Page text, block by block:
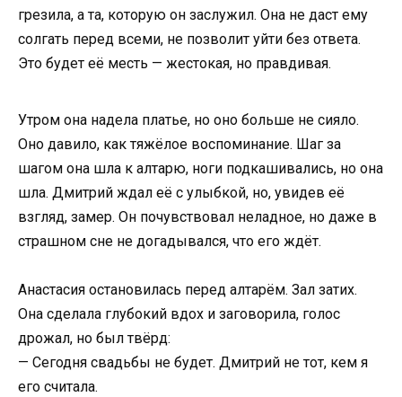
грезила, а та, которую он заслужил. Она не даст ему
солгать перед всеми, не позволит уйти без ответа.
Это будет её месть — жестокая, но правдивая.
Утром она надела платье, но оно больше не сияло.
Оно давило, как тяжёлое воспоминание. Шаг за
шагом она шла к алтарю, ноги подкашивались, но она
шла. Дмитрий ждал её с улыбкой, но, увидев её
взгляд, замер. Он почувствовал неладное, но даже в
страшном сне не догадывался, что его ждёт.
Анастасия остановилась перед алтарём. Зал затих.
Она сделала глубокий вдох и заговорила, голос
дрожал, но был твёрд:
— Сегодня свадьбы не будет. Дмитрий не тот, кем я
его считала.